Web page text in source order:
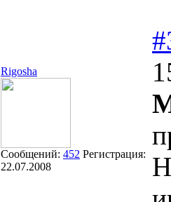
Rigosha
Сообщений: 452 Регистрация:
22.07.2008